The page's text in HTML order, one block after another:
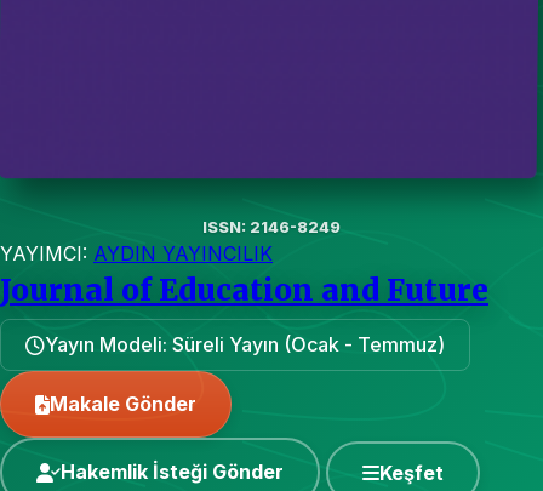
ISSN: 2146-8249
YAYIMCI: AYDIN YAYINCILIK
Journal of Education and Future
Yayın Modeli: Süreli Yayın (Ocak - Temmuz)
Makale Gönder
Hakemlik İsteği Gönder Keşfet